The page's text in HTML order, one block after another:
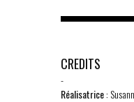
CREDITS
-
Réalisatrice: